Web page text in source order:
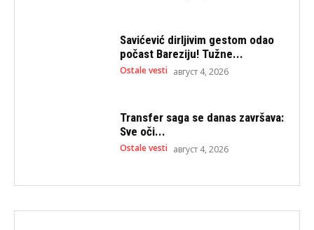
Savićević dirljivim gestom odao
počast Bareziju! Tužne...
Ostale vesti август 4, 2026
Transfer saga se danas završava:
Sve oči...
Ostale vesti август 4, 2026